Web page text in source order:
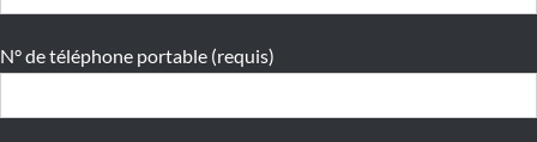
N° de téléphone portable (requis)